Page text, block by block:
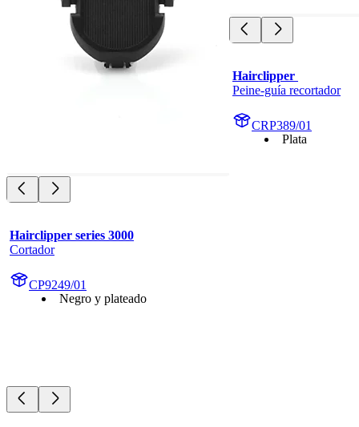
Hairclipper series 3000
Cortador
CP9249/01
Negro y plateado
Hairclipper
Peine-guía recortador
CRP389/01
Plata